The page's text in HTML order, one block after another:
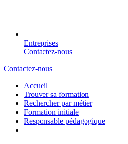
Entreprises
Contactez-nous
Contactez-nous
Accueil
Trouver sa formation
Rechercher par métier
Formation initiale
Responsable pédagogique